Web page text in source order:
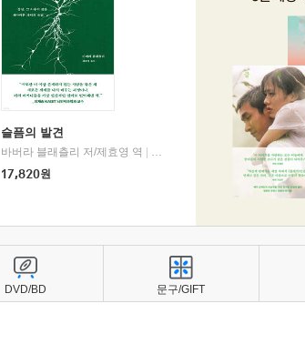
슬픔의 발견
바버라 블래츨리 저/제효영 역
디플롯
17,820원
DVD/BD 문구/GIFT